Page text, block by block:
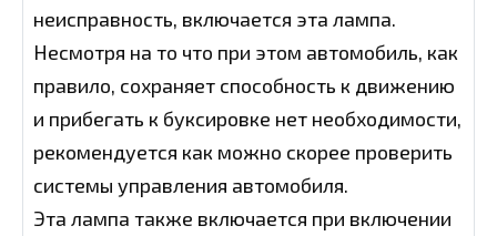
неисправность, включается эта лампа.
Несмотря на то что при этом автомобиль, как
правило, сохраняет способность к движению
и прибегать к буксировке нет необходимости,
рекомендуется как можно скорее проверить
системы управления автомобиля.
Эта лампа также включается при включении